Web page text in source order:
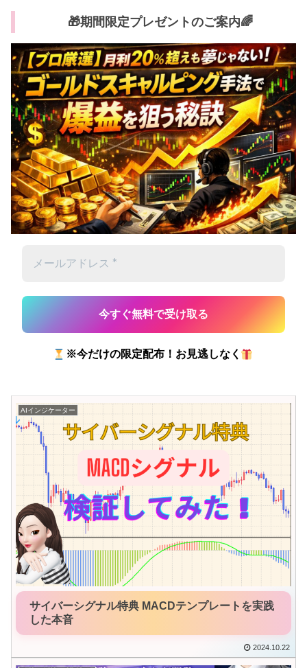
🎁期間限定プレゼントのご案内🌈
※今だけの限定配布！お見逃しなく
AIインジケーター
サイバーシグナル特典 MACDテンプレートを実践
した本音
2024.10.22